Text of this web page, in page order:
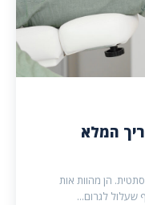
המלא
הן מהוות אות
שעלול לגרום...